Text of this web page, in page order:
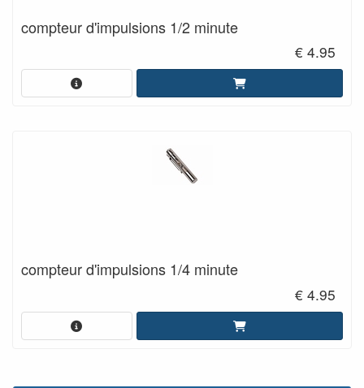
compteur d'impulsions 1/2 minute
€ 4.95
compteur d'impulsions 1/4 minute
€ 4.95